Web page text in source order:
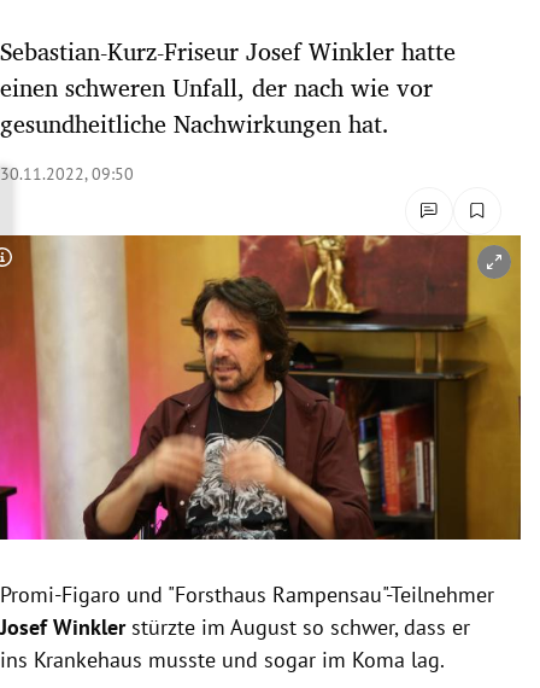
Untermenü
Untermenü
Untermenü
Untermenü
Untermenü
Untermenü
Untermenü
Sebastian-Kurz-Friseur Josef Winkler hatte
einen schweren Unfall, der nach wie vor
gesundheitliche Nachwirkungen hat.
30.11.2022, 09:50
Copyright-Hinweis öffnen/schließen
Promi-Figaro und "Forsthaus Rampensau"-Teilnehmer
Josef Winklerstürzte im August so schwer, dass er
ins Krankehaus musste und sogar im Koma lag.